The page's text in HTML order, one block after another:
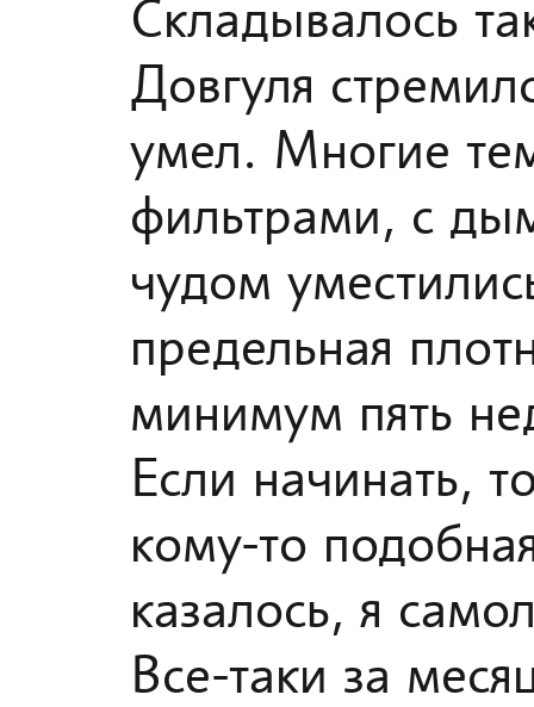
Складывалось
Довгуля
умел. Многие
фильтрами, с
чудом
предельная
минимум пять
Если начинать,
кому-то
казалось, я
Все-таки за